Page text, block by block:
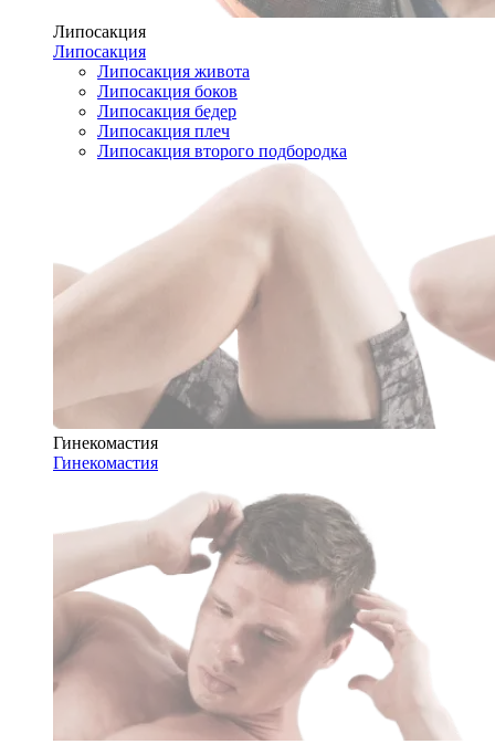
Липосакция
Липосакция
Липосакция живота
Липосакция боков
Липосакция бедер
Липосакция плеч
Липосакция второго подбородка
Гинекомастия
Гинекомастия